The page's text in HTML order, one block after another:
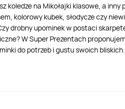
koledze na Mikołajki klasowe, a inny
kolorowy kubek, słodycze czy
drobny upominek w postaci
W Super Prezentach
do potrzeb i gustu swoich